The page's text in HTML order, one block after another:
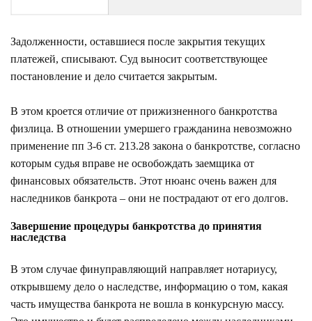
Задолженности, оставшиеся после закрытия текущих
платежей, списывают. Суд выносит соответствующее
постановление и дело считается закрытым.
В этом кроется отличие от прижизненного банкротства
физлица. В отношении умершего гражданина невозможно
применение пп 3-6 ст. 213.28 закона о банкротстве, согласно
которым судья вправе не освобождать заемщика от
финансовых обязательств. Этот нюанс очень важен для
наследников банкрота – они не пострадают от его долгов.
Завершение процедуры банкротства до принятия
наследства
В этом случае финуправляющий направляет нотариусу,
открывшему дело о наследстве, информацию о том, какая
часть имущества банкрота не вошла в конкурсную массу.